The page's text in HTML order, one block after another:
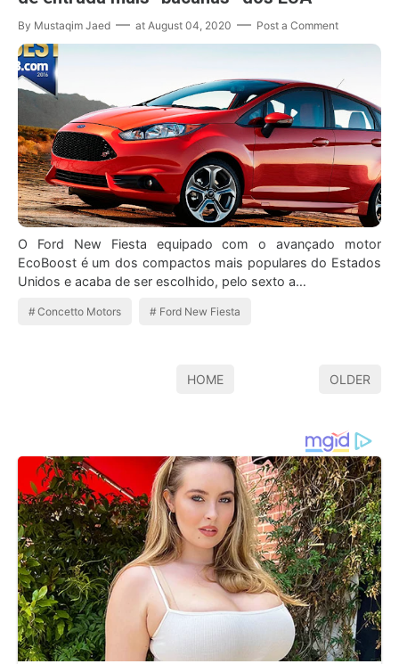
By Mustaqim Jaed at August 04, 2020 Post a Comment
O Ford New Fiesta equipado com o avançado motor
EcoBoost é um dos compactos mais populares do Estados
Unidos e acaba de ser escolhido, pelo sexto a…
Concetto Motors Ford New Fiesta
HOME OLDER